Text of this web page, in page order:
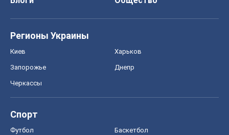
Регионы Украины
Киев Харьков
Запорожье Днепр
Черкассы
Спорт
Футбол Баскетбол